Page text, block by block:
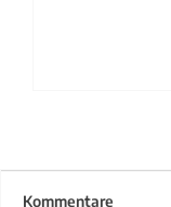
Kommentare